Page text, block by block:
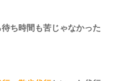
ち時間も苦じゃなかった